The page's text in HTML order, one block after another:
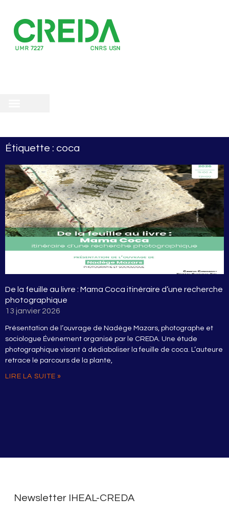
Étiquette : coca
De la feuille au livre : Mama Coca itinéraire d’une recherche
photographique
13 janvier 2026
Présentation de l’ouvrage de Nadège Mazars, photographe et
sociologue Événement organisé par le CREDA. Une étude
photographique visant à dédiaboliser la feuille de coca. L’auteure
retrace le parcours de la plante,
LIRE LA SUITE »
Newsletter IHEAL-CREDA